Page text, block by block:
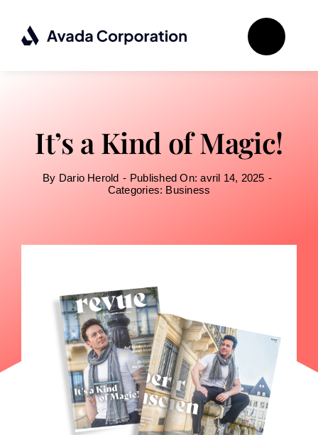
contenu
It’s a Kind of Magic!
By Dario Herold - Published On: avril 14, 2025 -
Categories: Business